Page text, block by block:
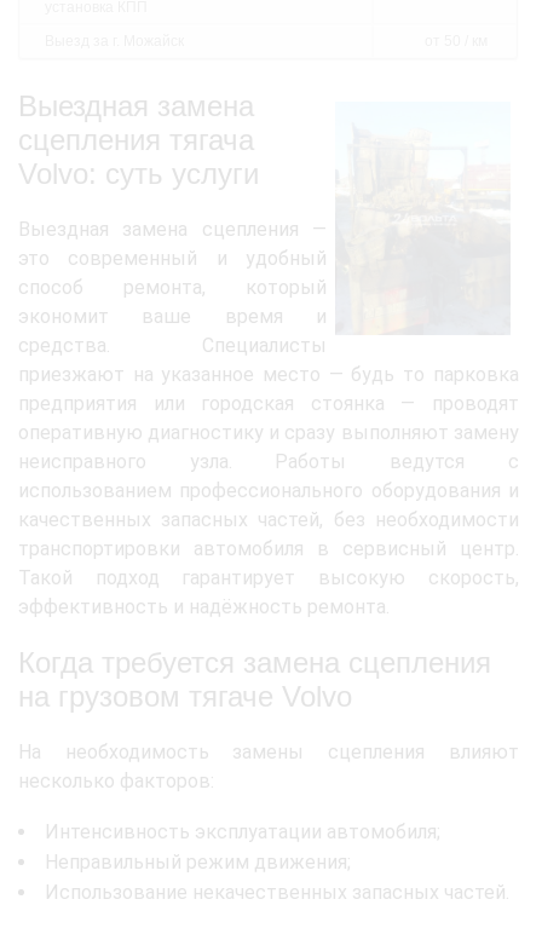
Выездная замена
сцепления тягача
Volvo: суть услуги
Выездная замена сцепления —
это современный и удобный
способ ремонта, который
экономит ваше время и
средства. Специалисты
приезжают на указанное место — будь то парковка
предприятия или городская стоянка — проводят
оперативную диагностику и сразу выполняют замену
неисправного узла. Работы ведутся с
использованием профессионального оборудования и
качественных запасных частей, без необходимости
транспортировки автомобиля в сервисный центр.
Такой подход гарантирует высокую скорость,
эффективность и надёжность ремонта.
Когда требуется замена сцепления
на грузовом тягаче Volvo
На необходимость замены сцепления влияют
несколько факторов:
Интенсивность эксплуатации автомобиля;
Неправильный режим движения;
Использование некачественных запасных частей.